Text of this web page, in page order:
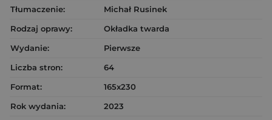
Tłumaczenie:
Michał Rusinek
Rodzaj oprawy:
Okładka twarda
Wydanie:
Pierwsze
Liczba stron:
64
Format:
165x230
Rok wydania:
2023